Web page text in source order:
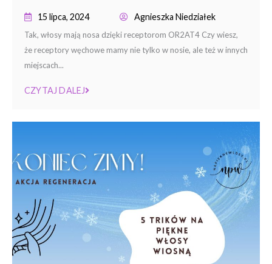
15 lipca, 2024 Agnieszka Niedziałek
Tak, włosy mają nosa dzięki receptorom OR2AT4 Czy wiesz,
że receptory węchowe mamy nie tylko w nosie, ale też w innych
miejscach...
CZYTAJ DALEJ